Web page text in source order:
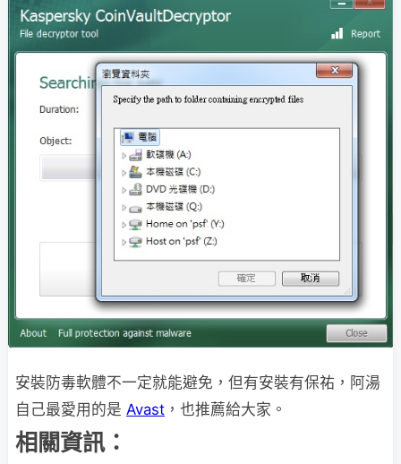
安裝防毒軟體不一定就能避免，但有安裝有保祐，阿湯
自己最愛用的是 Avast ，也推薦給大家。
相關資訊：